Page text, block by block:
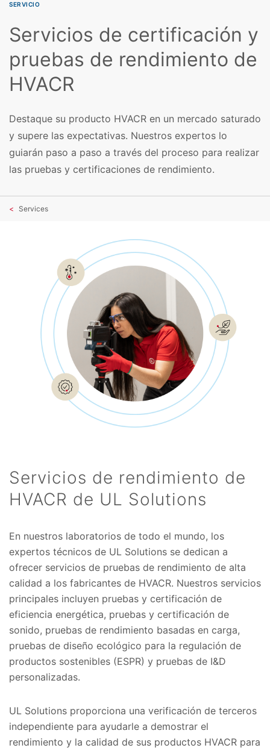
SERVICIO
Servicios de certificación y
pruebas de rendimiento de
HVACR
Destaque su producto HVACR en un mercado saturado
y supere las expectativas. Nuestros expertos lo
guiarán paso a paso a través del proceso para realizar
las pruebas y certificaciones de rendimiento.
Services
Servicios de rendimiento de
HVACR de UL Solutions
En nuestros laboratorios de todo el mundo, los
expertos técnicos de UL Solutions se dedican a
ofrecer servicios de pruebas de rendimiento de alta
calidad a los fabricantes de HVACR. Nuestros servicios
principales incluyen pruebas y certificación de
eficiencia energética, pruebas y certificación de
sonido, pruebas de rendimiento basadas en carga,
pruebas de diseño ecológico para la regulación de
productos sostenibles (ESPR) y pruebas de I&D
personalizadas.
UL Solutions proporciona una verificación de terceros
independiente para ayudarle a demostrar el
rendimiento y la calidad de sus productos HVACR para